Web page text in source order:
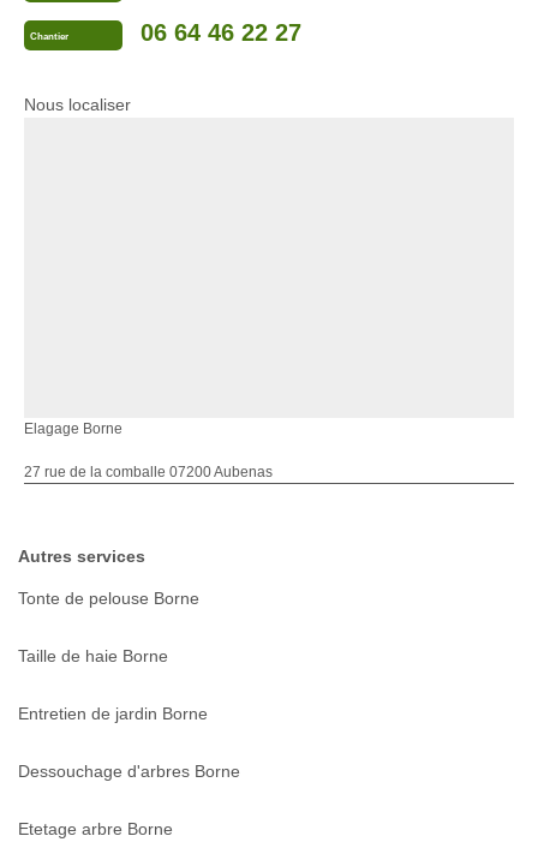
Chantier 06 64 46 22 27
Nous localiser
Elagage Borne
27 rue de la comballe 07200 Aubenas
Autres services
Tonte de pelouse Borne
Taille de haie Borne
Entretien de jardin Borne
Dessouchage d'arbres Borne
Etetage arbre Borne